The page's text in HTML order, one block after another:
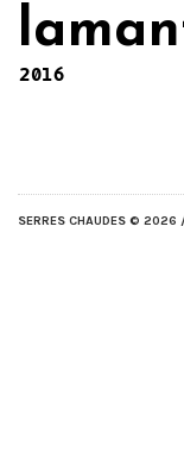
2016
SERRES CHAUDES © 2026